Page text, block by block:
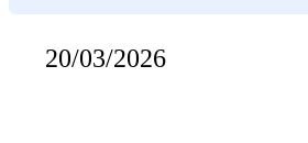
20/03/2026